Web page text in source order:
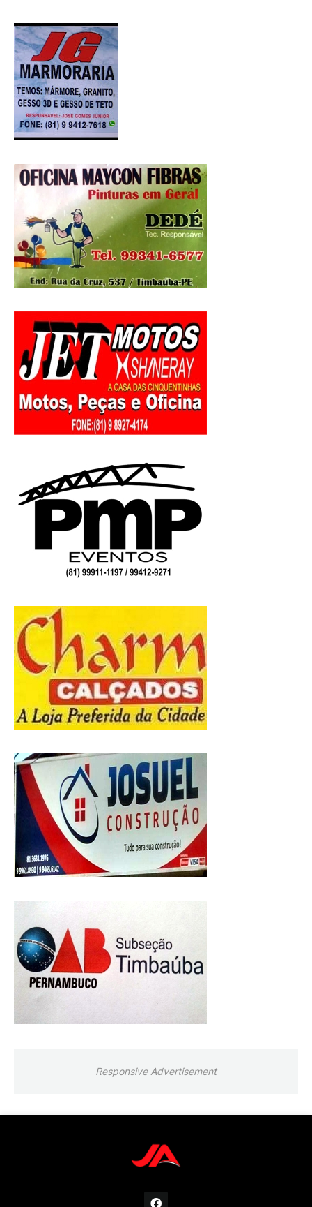
Responsive Advertisement